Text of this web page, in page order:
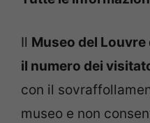
Il Museo del Louvre
il numero dei
con il
museo e non